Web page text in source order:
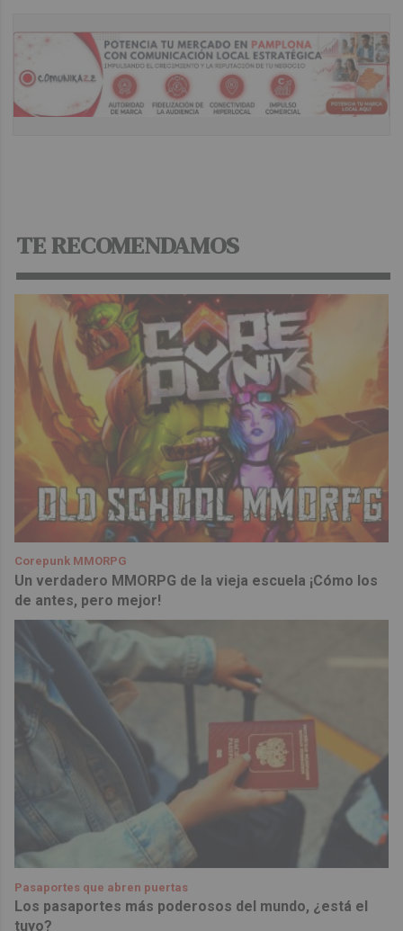
TE RECOMENDAMOS
Corepunk MMORPG
Un verdadero MMORPG de la vieja escuela ¡Cómo los
de antes, pero mejor!
Pasaportes que abren puertas
Los pasaportes más poderosos del mundo, ¿está el
tuyo?